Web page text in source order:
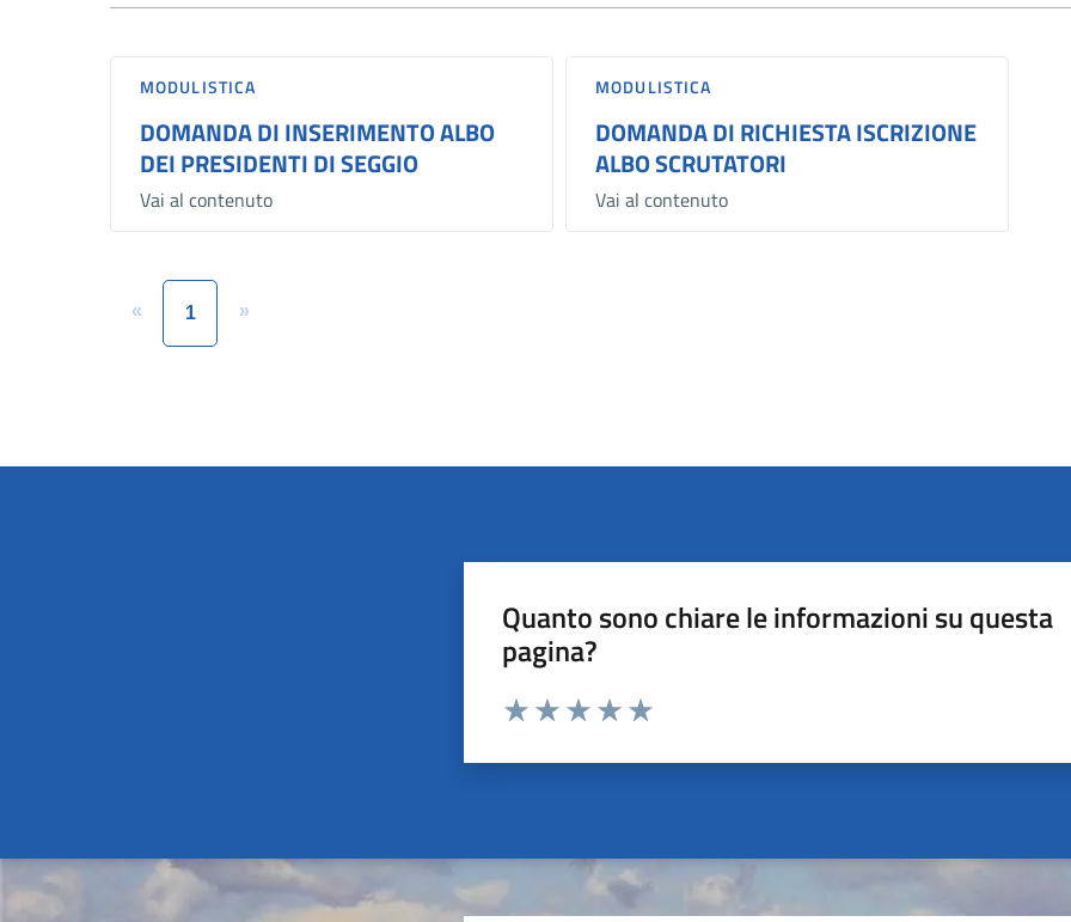
MODULISTICA
DOMANDA DI INSERIMENTO ALBO
DEI PRESIDENTI DI SEGGIO
Vai al contenuto
MODULISTICA
DOMANDA DI RICHIESTA ISCRIZIONE
ALBO SCRUTATORI
Vai al contenuto
« 1 »
Quanto sono chiare le informazioni su questa
pagina?
Valuta da 1 a 5 stelle la pagina